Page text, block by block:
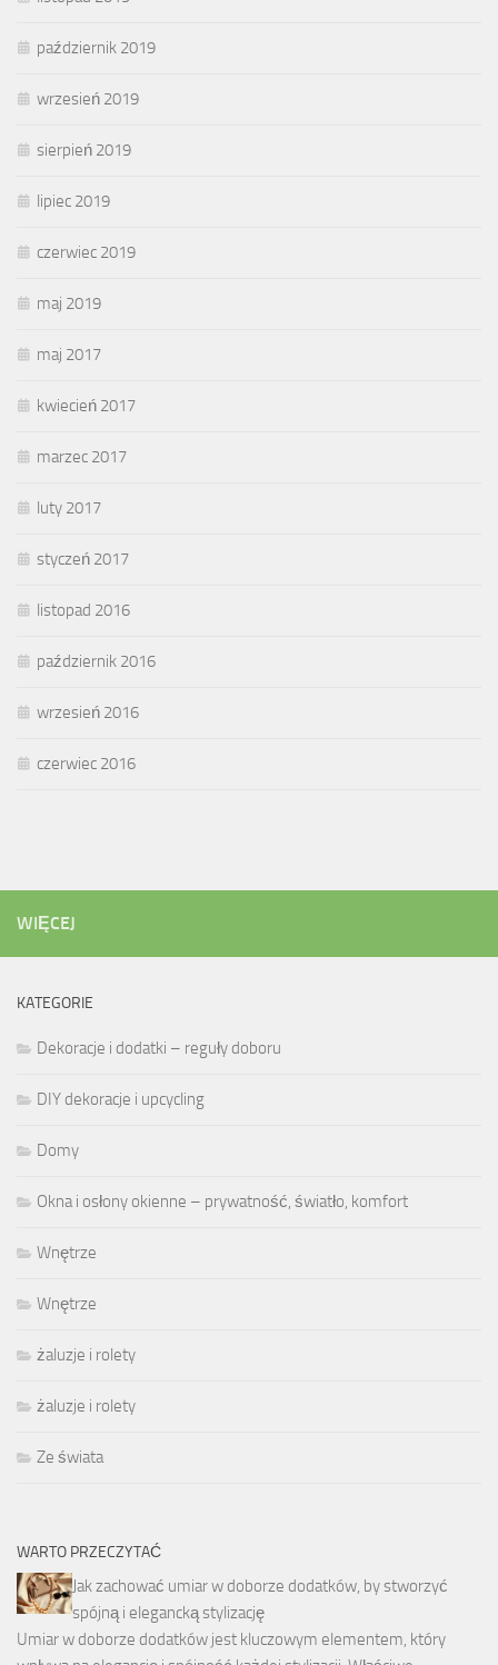
październik 2019
wrzesień 2019
sierpień 2019
lipiec 2019
czerwiec 2019
maj 2019
maj 2017
kwiecień 2017
marzec 2017
luty 2017
styczeń 2017
listopad 2016
październik 2016
wrzesień 2016
czerwiec 2016
WIĘCEJ
KATEGORIE
Dekoracje i dodatki – reguły doboru
DIY dekoracje i upcycling
Domy
Okna i osłony okienne – prywatność, światło, komfort
Wnętrze
Wnętrze
żaluzje i rolety
żaluzje i rolety
Ze świata
WARTO PRZECZYTAĆ
Jak zachować umiar w doborze dodatków, by stworzyć
spójną i elegancką stylizację
Umiar w doborze dodatków jest kluczowym elementem, który